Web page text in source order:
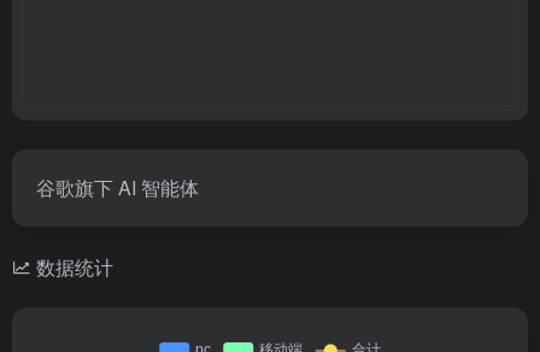
谷歌旗下 AI 智能体
数据统计